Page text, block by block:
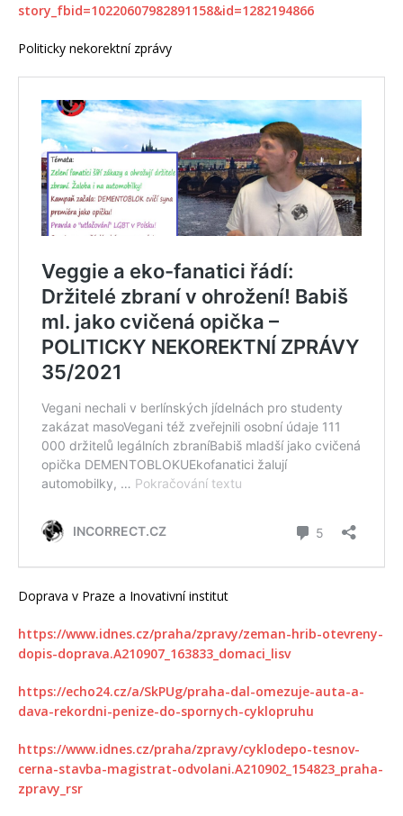
story_fbid=10220607982891158&id=1282194866
Politicky nekorektní zprávy
Doprava v Praze a Inovativní institut
https://www.idnes.cz/praha/zpravy/zeman-hrib-otevreny-
dopis-doprava.A210907_163833_domaci_lisv
https://echo24.cz/a/SkPUg/praha-dal-omezuje-auta-a-
dava-rekordni-penize-do-spornych-cyklopruhu
https://www.idnes.cz/praha/zpravy/cyklodepo-tesnov-
cerna-stavba-magistrat-odvolani.A210902_154823_praha-
zpravy_rsr